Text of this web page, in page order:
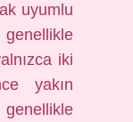
uyumlu
iki
yakın